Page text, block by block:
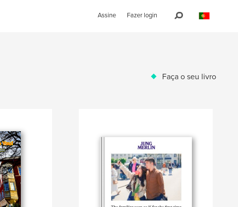
Assine Fazer login
Faça o seu livro